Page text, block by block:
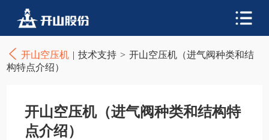
开山空压机 | 技术支持 > 开山空压机（进气阀种类和结
构特点介绍）
开山空压机（进气阀种类和结构特
点介绍）